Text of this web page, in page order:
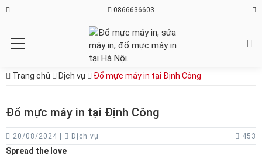
0866636603
Trang chủ Dịch vụ Đổ mực máy in tại Định Công
Đổ mực máy in tại Định Công
20/08/2024 | Dịch vụ 453
Spread the love